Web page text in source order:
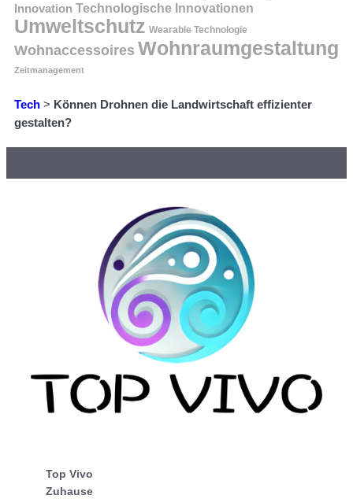
Innovation Technologische Innovationen
Umweltschutz Wearable Technologie
Wohnaccessoires Wohnraumgestaltung
Zeitmanagement
Tech > Können Drohnen die Landwirtschaft effizienter
gestalten?
Top Vivo
Zuhause